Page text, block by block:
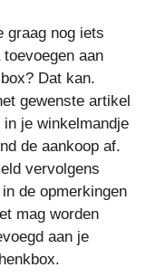
graag nog iets
aan
Dat kan.
gewenste artikel
in je winkelmandje
de aankoop af.
vervolgens
de opmerkingen
mag worden
aan je